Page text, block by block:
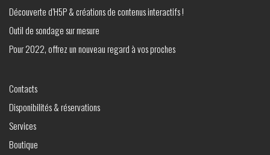
Découverte d’H5P & créations de contenus interactifs !
Outil de sondage sur mesure
Pour 2022, offrez un nouveau regard à vos proches
Contacts
Disponibilités & réservations
Services
Boutique